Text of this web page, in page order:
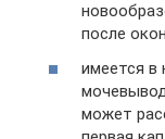
после
имеется в
может